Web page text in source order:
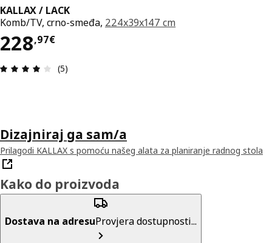
KALLAX / LACK
Komb/TV, crno-smeđa, 224x39x147 cm
228,97€
Cijena 228,97€
Ocjena i recenzija: 4 od 5 zvjezdica. Ukupno
(5)
Dizajniraj ga sam/a
Prilagodi KALLAX s pomoću našeg alata za planiranje radnog stola
Kako do proizvoda
Dostava na adresuProvjera dostupnosti...